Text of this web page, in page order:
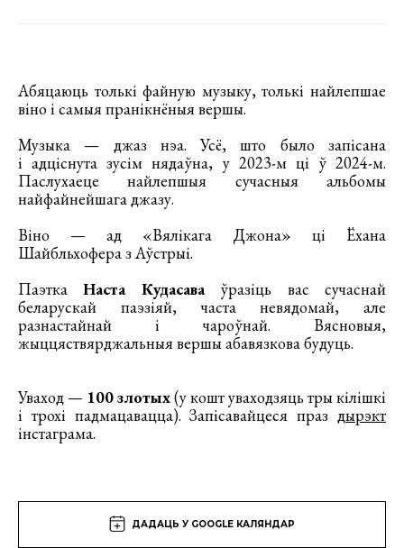
Абяцаюць толькі файную музыку, толькі найлепшае
віно і самыя пранікнёныя вершы.
Музыка — джаз нэа. Усё, што было запісана
і адціснута зусім нядаўна, у 2023-м ці ў 2024-м.
Паслухаеце найлепшыя сучасныя альбомы
найфайнейшага джазу.
Віно — ад «Вялікага Джона» ці Ёхана
Шайбльхофера з Аўстрыі.
ПаэткаНаста Кудасаваўразіць вас сучаснай
беларускай паэзіяй, часта невядомай, але
разнастайнай і чароўнай. Вясновыя,
жыццяствярджальныя вершы абавязкова будуць.
Уваход — 100 злотых(у кошт уваходзяць тры кілішкі
і трохі падмацавацца). Запісавайцеся праз дырэкт
інстаграма.
ДАДАЦЬ У GOOGLE КАЛЯНДАР